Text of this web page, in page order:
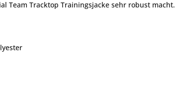
Team Tracktop Trainingsjacke sehr robust macht.